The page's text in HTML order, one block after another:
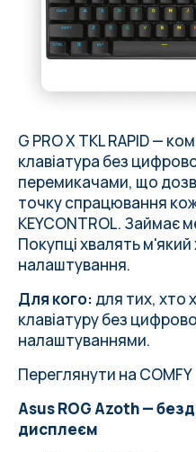
G PRO X TKL RAPID —
клавіатура без
перемикачами, що
точку спрацювання
KEYCONTROL. Займає
Покупці хвалять м'який
налаштування.
Для кого: для тих, хто
клавіатуру без
налаштуваннями.
Переглянути на COMFY
Asus ROG Azoth —
дисплеєм